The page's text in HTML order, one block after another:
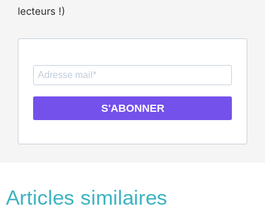
lecteurs !)
S'ABONNER
Articles similaires